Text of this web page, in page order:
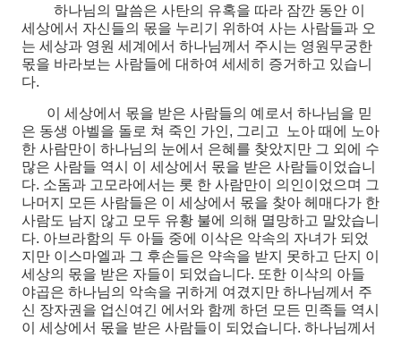
하나님의 말씀은 사탄의 유혹을 따라 잠깐 동안 이
세상에서 자신들의 몫을 누리기 위하여 사는 사람들과 오
는 세상과 영원 세계에서 하나님께서 주시는 영원무궁한
몫을 바라보는 사람들에 대하여 세세히 증거하고 있습니
다.
이 세상에서 몫을 받은 사람들의 예로서 하나님을 믿
은 동생 아벨을 돌로 쳐 죽인 가인, 그리고 노아 때에 노아
한 사람만이 하나님의 눈에서 은혜를 찾았지만 그 외에 수
많은 사람들 역시 이 세상에서 몫을 받은 사람들이었습니
다. 소돔과 고모라에서는 롯 한 사람만이 의인이었으며 그
나머지 모든 사람들은 이 세상에서 몫을 찾아 헤매다가 한
사람도 남지 않고 모두 유황 불에 의해 멸망하고 말았습니
다. 아브라함의 두 아들 중에 이삭은 악속의 자녀가 되었
지만 이스마엘과 그 후손들은 약속을 받지 못하고 단지 이
세상의 몫을 받은 자들이 되었습니다. 또한 이삭의 아들
야곱은 하나님의 악속을 귀하게 여겼지만 하나님께서 주
신 장자권을 업신여긴 에서와 함께 하던 모든 민족들 역시
이 세상에서 몫을 받은 사람들이 되었습니다. 하나님께서